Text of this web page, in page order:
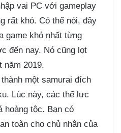
vai PC với gameplay
rất khó. Có thể nói, đây
game khó nhất từng
đến nay. Nó cũng lọt
năm 2019.
một samurai đích
Lúc này, các thế lực
hoàng tộc. Bạn có
toàn cho chủ nhân của